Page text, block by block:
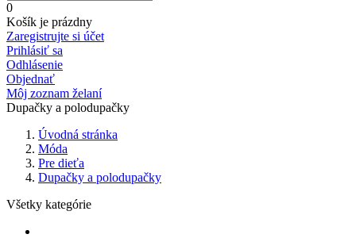
0
Košík je prázdny
Zaregistrujte si účet
Prihlásiť sa
Odhlásenie
Objednať
Môj zoznam želaní
Dupačky a polodupačky
Úvodná stránka
Móda
Pre dieťa
Dupačky a polodupačky
Všetky kategórie